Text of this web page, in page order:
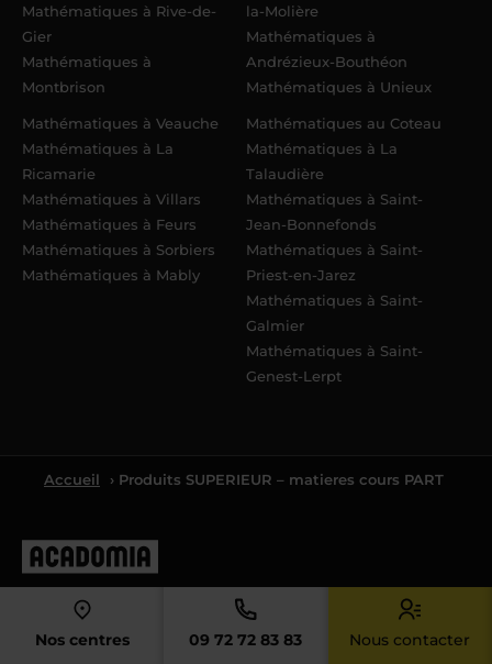
Nos centres 09 72 72 83 83 Nous contacter
Mathématiques à Rive-de-
Gier
Mathématiques à
Montbrison
la-Molière
Mathématiques à
Andrézieux-Bouthéon
Mathématiques à Unieux
Mathématiques à Veauche
Mathématiques à La
Ricamarie
Mathématiques à Villars
Mathématiques à Feurs
Mathématiques à Sorbiers
Mathématiques à Mably
Mathématiques au Coteau
Mathématiques à La
Talaudière
Mathématiques à Saint-
Jean-Bonnefonds
Mathématiques à Saint-
Priest-en-Jarez
Mathématiques à Saint-
Galmier
Mathématiques à Saint-
Genest-Lerpt
Accueil › Produits SUPERIEUR – matieres cours PART